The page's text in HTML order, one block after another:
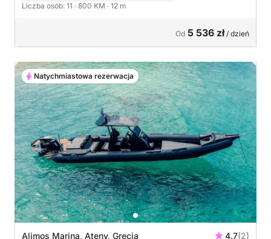
Liczba osób: 11 · 800 KM · 12 m
Od 5 536 zł/ dzień
Alimos Marina, Ateny, Grecja 4.7(2)
Natychmiastowa rezerwacja